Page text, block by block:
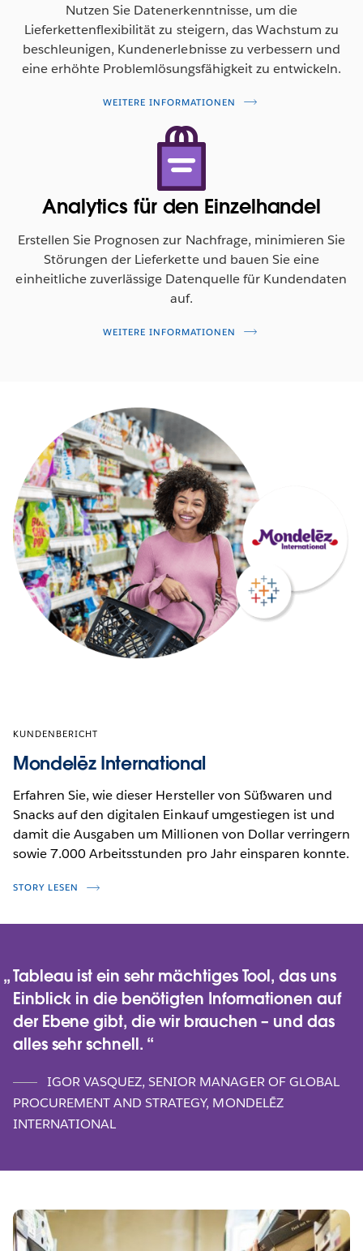
Umwandeln Ihrer Daten in umsetzbare
Unternehmen im Einzelhandel und in der
Konsumgüterbranche müssen verstärkt Daten nutzen,
wenn sie ihre Marktposition behaupten wollen.
Erkunden Sie einen zentralen Anwendungsfall der
Branche und erfahren Sie, wie sich mithilfe des
Dashboards zur Optimierung der Lieferkette deren
digitale Vernetzung besser nachvollziehen lässt und
eventuelle Störungen effektiver bewältigen lassen.
DASHBOARD IN AKTION ANSEHEN
Nutzen Sie Datenerkenntnisse, um die
Lieferkettenflexibilität zu steigern, das Wachstum zu
beschleunigen, Kundenerlebnisse zu verbessern und
eine erhöhte Problemlösungsfähigkeit zu entwickeln.
WEITERE INFORMATIONEN
Analytics für den Einzelhandel
Erstellen Sie Prognosen zur Nachfrage, minimieren Sie
Störungen der Lieferkette und bauen Sie eine
einheitliche zuverlässige Datenquelle für Kundendaten
auf.
WEITERE INFORMATIONEN
KUNDENBERICHT
Mondelēz International
Erfahren Sie, wie dieser Hersteller von Süßwaren und
Snacks auf den digitalen Einkauf umgestiegen ist und
damit die Ausgaben um Millionen von Dollar verringern
sowie 7.000 Arbeitsstunden pro Jahr einsparen konnte.
STORY LESEN
Tableau ist ein sehr mächtiges Tool, das uns
Einblick in die benötigten Informationen auf
der Ebene gibt, die wir brauchen – und das
alles sehr schnell.
IGOR VASQUEZ, SENIOR MANAGER OF GLOBAL
PROCUREMENT AND STRATEGY, MONDELĒZ
INTERNATIONAL